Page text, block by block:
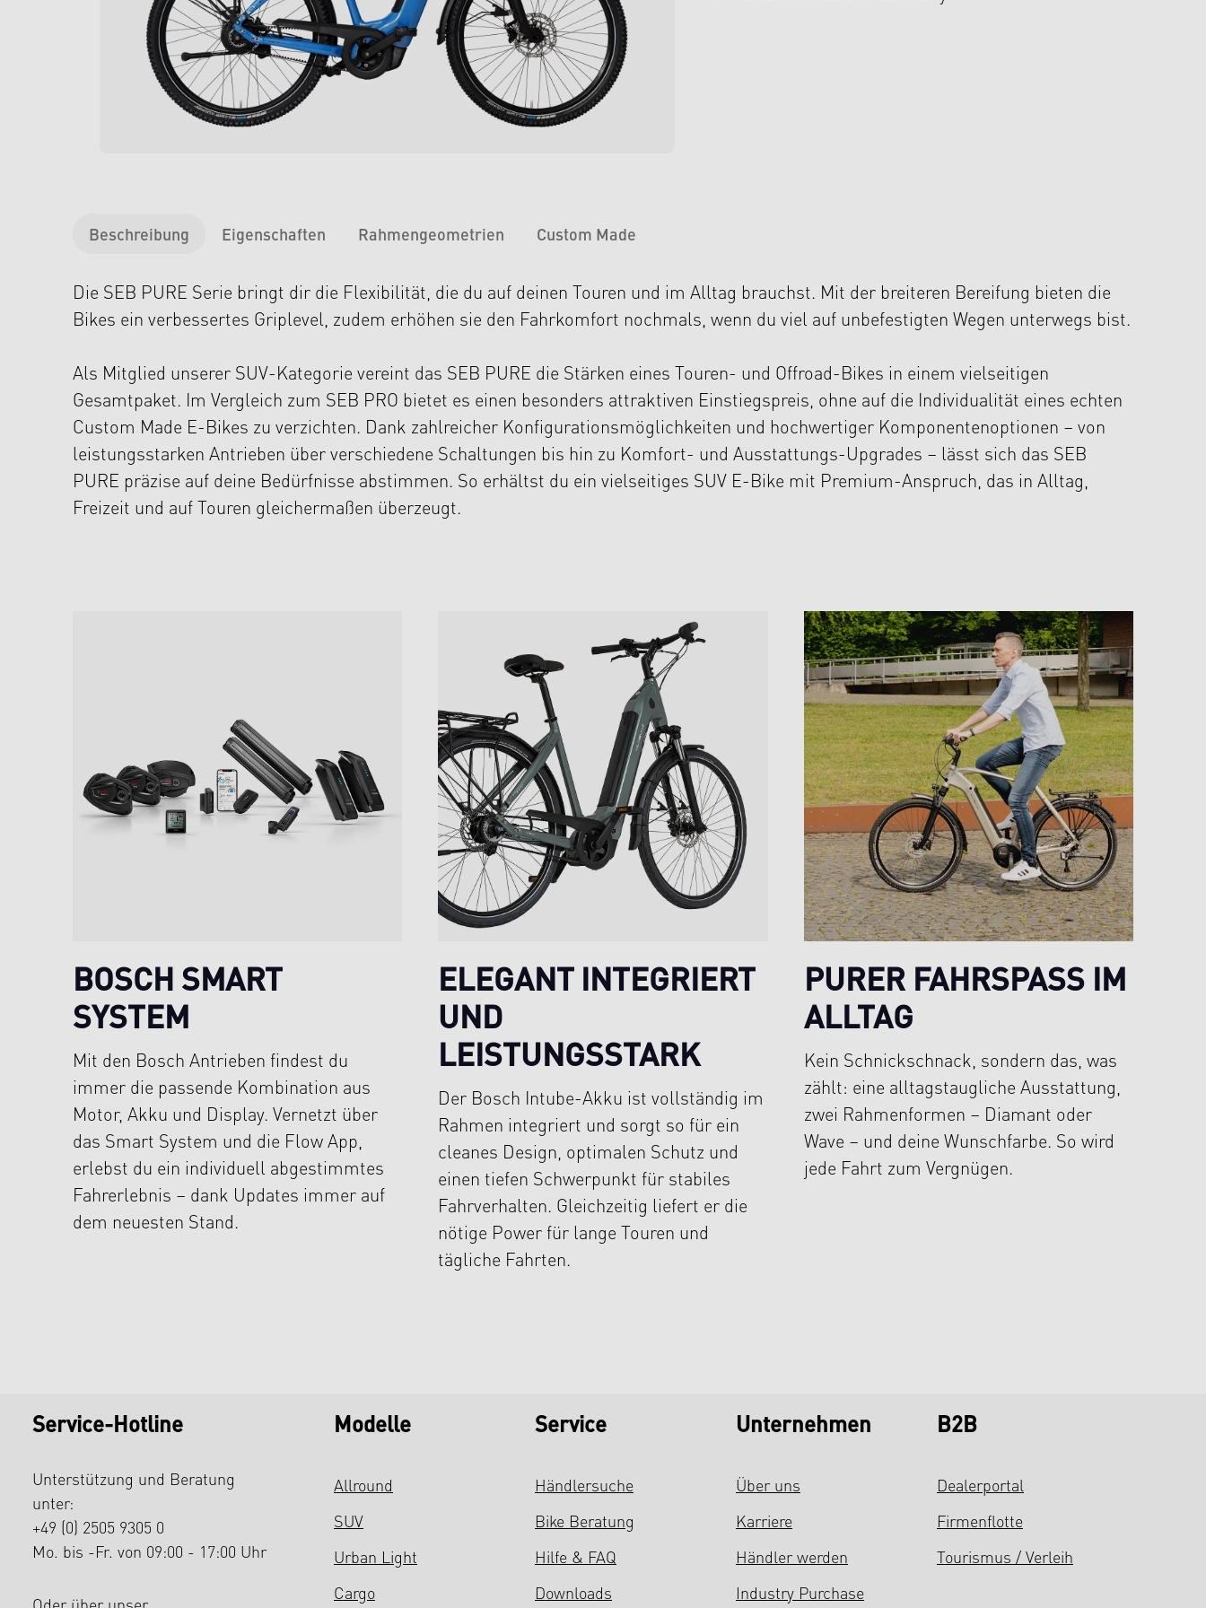
Beschreibung Eigenschaften Rahmengeometrien Custom Made
Die SEB PURE Serie bringt dir die Flexibilität, die du auf deinen Touren und im Alltag brauchst. Mit der breiteren Bereifung bieten die
Bikes ein verbessertes Griplevel, zudem erhöhen sie den Fahrkomfort nochmals, wenn du viel auf unbefestigten Wegen unterwegs bist.
Als Mitglied unserer SUV-Kategorie vereint das SEB PURE die Stärken eines Touren- und Offroad-Bikes in einem vielseitigen
Gesamtpaket. Im Vergleich zum SEB PRO bietet es einen besonders attraktiven Einstiegspreis, ohne auf die Individualität eines echten
Custom Made E-Bikes zu verzichten. Dank zahlreicher Konfigurationsmöglichkeiten und hochwertiger Komponentenoptionen – von
leistungsstarken Antrieben über verschiedene Schaltungen bis hin zu Komfort- und Ausstattungs-Upgrades – lässt sich das SEB
PURE präzise auf deine Bedürfnisse abstimmen. So erhältst du ein vielseitiges SUV E-Bike mit Premium-Anspruch, das in Alltag,
Freizeit und auf Touren gleichermaßen überzeugt.
BOSCH SMART
SYSTEM
Mit den Bosch Antrieben findest du
immer die passende Kombination aus
Motor, Akku und Display. Vernetzt über
das Smart System und die Flow App,
erlebst du ein individuell abgestimmtes
Fahrerlebnis – dank Updates immer auf
dem neuesten Stand.
ELEGANT INTEGRIERT
UND
LEISTUNGSSTARK
Der Bosch Intube-Akku ist vollständig im
Rahmen integriert und sorgt so für ein
cleanes Design, optimalen Schutz und
einen tiefen Schwerpunkt für stabiles
Fahrverhalten. Gleichzeitig liefert er die
nötige Power für lange Touren und
tägliche Fahrten.
PURER FAHRSPASS IM A
LLTAG
Kein Schnickschnack, sondern das, was
zählt: eine alltagstaugliche Ausstattung,
zwei Rahmenformen – Diamant oder
Wave – und deine Wunschfarbe. So wird
jede Fahrt zum Vergnügen.
Service-Hotline
Unterstützung und Beratung
unter:
+49 (0) 2505 9305 0
Mo. bis -Fr. von 09:00 - 17:00 Uhr
Modelle
Allround
SUV
Urban Light
Cargo
Service
Händlersuche
Bike Beratung
Hilfe & FAQ
Downloads
Unternehmen
Über uns
Karriere
Händler werden
Industry Purchase
B2B
Dealerportal
Firmenflotte
Tourismus / Verleih